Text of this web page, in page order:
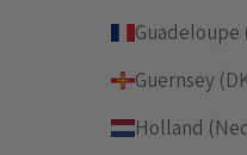
Guadeloupe
Guernsey
Holland